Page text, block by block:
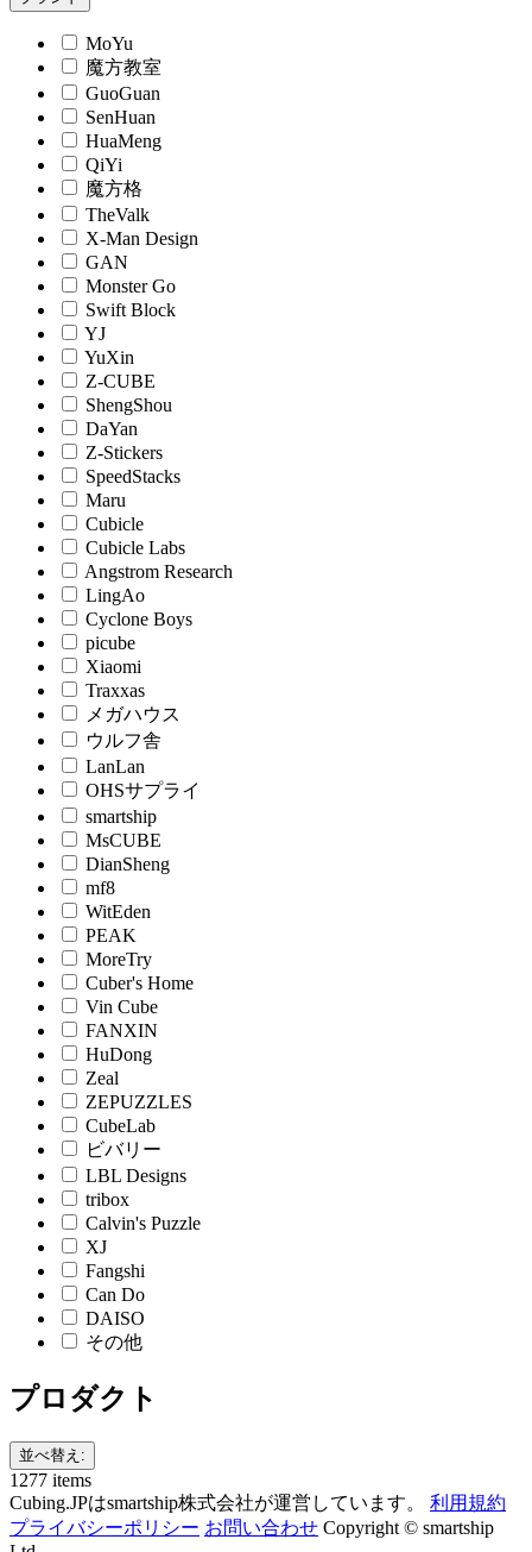
MoYu
魔方教室
GuoGuan
SenHuan
HuaMeng
QiYi
魔方格
TheValk
X-Man Design
GAN
Monster Go
Swift Block
YJ
YuXin
Z-CUBE
ShengShou
DaYan
Z-Stickers
SpeedStacks
Maru
Cubicle
Cubicle Labs
Angstrom Research
LingAo
Cyclone Boys
picube
Xiaomi
Traxxas
メガハウス
ウルフ舎
LanLan
OHSサプライ
smartship
MsCUBE
DianSheng
mf8
WitEden
PEAK
MoreTry
Cuber's Home
Vin Cube
FANXIN
HuDong
Zeal
ZEPUZZLES
CubeLab
ビバリー
LBL Designs
tribox
Calvin's Puzzle
XJ
Fangshi
Can Do
DAISO
その他
プロダクト
並べ替え:
1277 items
Cubing.JPはsmartship株式会社が運営しています。
利用規約
プライバシーポリシー お問い合わせ Copyright © smartship